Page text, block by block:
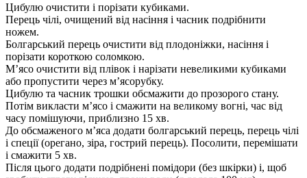
Цибулю очистити і порізати кубиками.
Перець чілі, очищений від насіння і часник подрібнити
ножем.
Болгарський перець очистити від плодоніжки, насіння і
порізати короткою соломкою.
М’ясо очистити від плівок і нарізати невеликими кубиками
або пропустити через м’ясорубку.
Цибулю та часник трошки обсмажити до прозорого стану.
Потім викласти м’ясо і смажити на великому вогні, час від
часу помішуючи, приблизно 15 хв.
До обсмаженого м’яса додати болгарський перець, перець чілі
і спеції (орегано, зіра, гострий перець). Посолити, перемішати
і смажити 5 хв.
Після цього додати подрібнені помідори (без шкірки) і, щоб